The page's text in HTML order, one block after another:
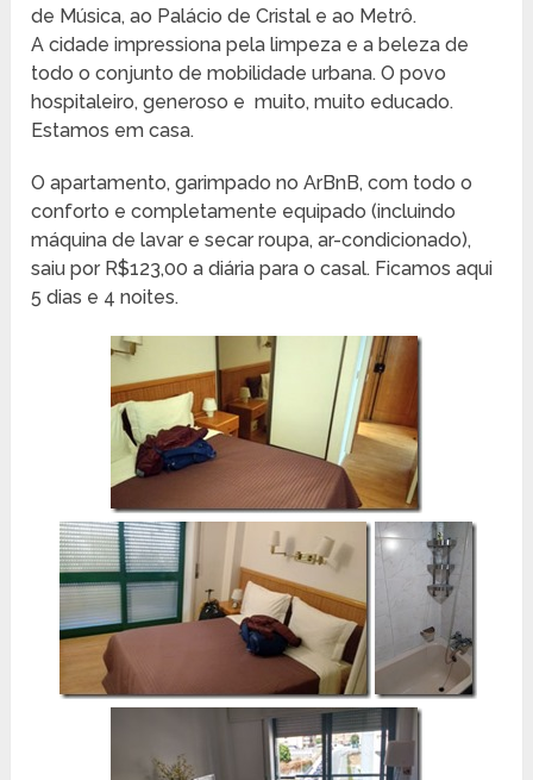
de Música, ao Palácio de Cristal e ao Metrô.
A cidade impressiona pela limpeza e a beleza de
todo o conjunto de mobilidade urbana. O povo
hospitaleiro, generoso e muito, muito educado.
Estamos em casa.
O apartamento, garimpado no ArBnB, com todo o
conforto e completamente equipado (incluindo
máquina de lavar e secar roupa, ar-condicionado),
saiu por R$123,00 a diária para o casal. Ficamos aqui
5 dias e 4 noites.